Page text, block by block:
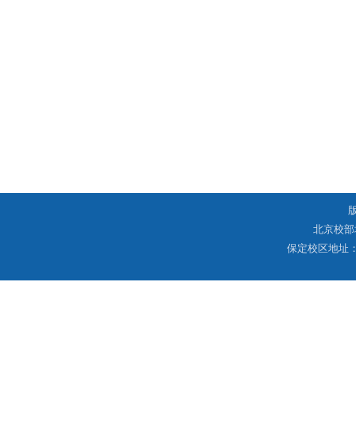
北京校
保定校区地址